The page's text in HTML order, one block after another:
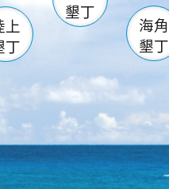
上
丁
墾丁
海角
墾丁